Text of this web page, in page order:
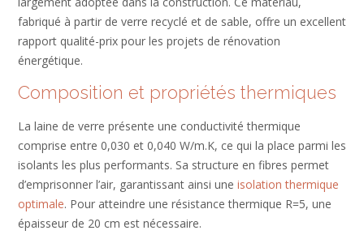
fabriqué à partir de verre recyclé et de sable, offre un excellent
rapport qualité-prix pour les projets de rénovation
énergétique.
Composition et propriétés thermiques
La laine de verre présente une conductivité thermique
comprise entre 0,030 et 0,040 W/m.K, ce qui la place parmi les
isolants les plus performants. Sa structure en fibres permet
d’emprisonner l’air, garantissant ainsi une isolation thermique
optimale. Pour atteindre une résistance thermique R=5, une
épaisseur de 20 cm est nécessaire.